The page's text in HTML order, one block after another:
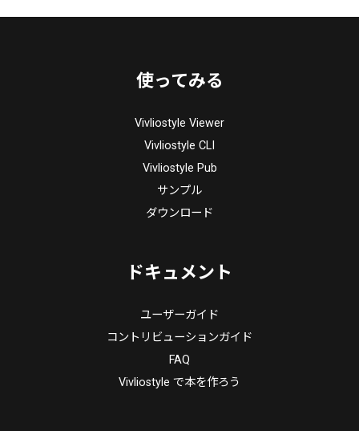
使ってみる
Vivliostyle Viewer
Vivliostyle CLI
Vivliostyle Pub
サンプル
ダウンロード
ドキュメント
ユーザーガイド
コントリビューションガイド
FAQ
Vivliostyle で本を作ろう